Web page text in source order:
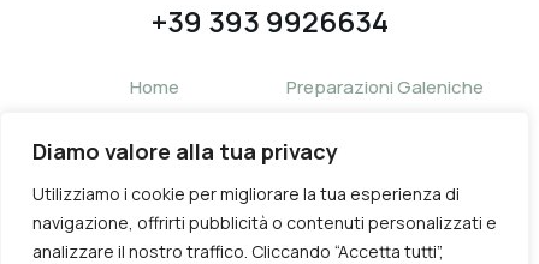
Diamo valore alla tua privacy
Utilizziamo i cookie per migliorare la tua esperienza di
navigazione, offrirti pubblicità o contenuti personalizzati e
analizzare il nostro traffico. Cliccando “Accetta tutti”,
+39 393 9926634
Home
FarmaSpa
Farmacia dei Servizi
Preparazioni Galeniche
Privacy Policy
Cookie Policy